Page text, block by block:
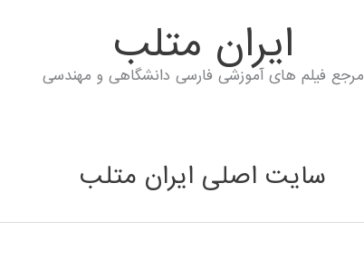
ايران متلب
مرجع فیلم های آموزشی فارسی دانشگاهی و مهندسی
سایت اصلی ایران متلب